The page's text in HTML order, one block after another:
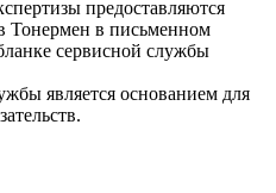
предоставляются
Тонермен в письменном
сервисной службы
является основанием для